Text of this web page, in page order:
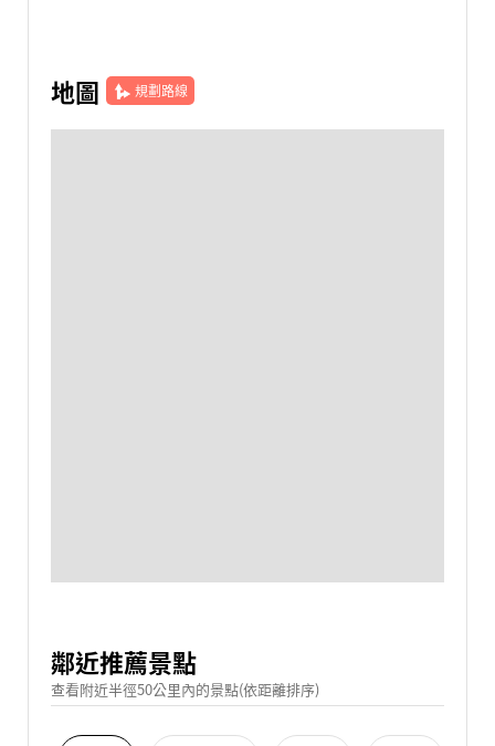
地圖 規劃路線
鄰近推薦景點
查看附近半徑50公里內的景點(依距離排序)